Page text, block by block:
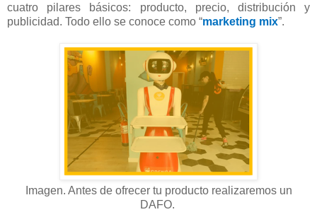
cuatro pilares básicos: producto, precio, distribución y
publicidad. Todo ello se conoce como “marketing mix”.
Imagen. Antes de ofrecer tu producto realizaremos un
DAFO.